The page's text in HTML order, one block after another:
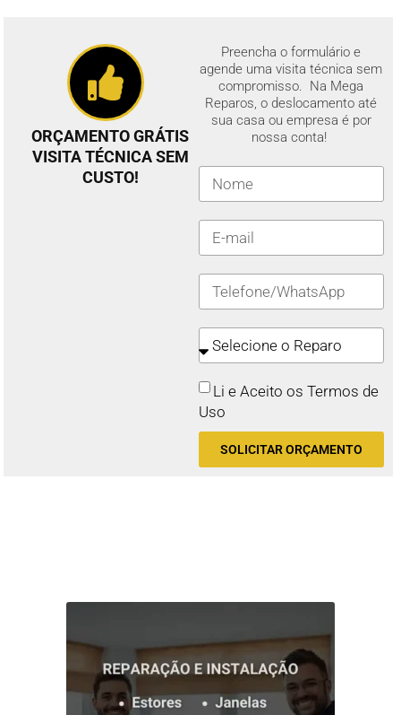
ORÇAMENTO GRÁTIS
VISITA TÉCNICA SEM
CUSTO!
Preencha o formulário e
agende uma visita técnica sem
compromisso. Na Mega
Reparos, o deslocamento até
sua casa ou empresa é por
nossa conta!
Li e Aceito os Termos de
Uso
SOLICITAR ORÇAMENTO